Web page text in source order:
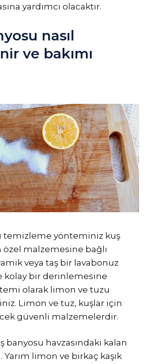
yardımcı olacaktır.
nasıl
ve bakımı
temizleme yönteminiz kuş
malzemesine bağlı
veya taş bir lavabonuz
kolay bir derinlemesine
olarak limon ve tuzu
Limon ve tuz, kuşlar için
güvenli malzemelerdir.
banyosu havzasındaki kalan
limon ve birkaç kaşık